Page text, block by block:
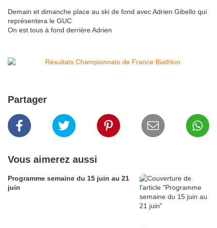
Demain et dimanche place au ski de fond avec Adrien Gibello qui
représentera le GUC
On est tous à fond derrière Adrien
Partager
Vous aimerez aussi
Programme semaine du 15 juin au 21
juin